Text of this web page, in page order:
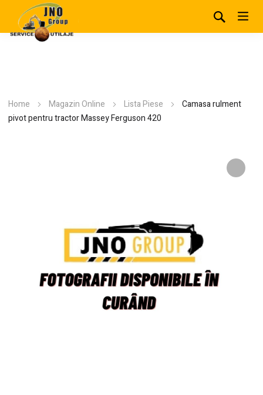
Home Magazin Online Lista Piese
Camasa rulment
pivot pentru tractor Massey Ferguson 420